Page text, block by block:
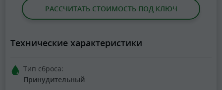
РАССЧИТАТЬ СТОИМОСТЬ ПОД КЛЮЧ
Технические характеристики
Тип сброса:
Принудительный